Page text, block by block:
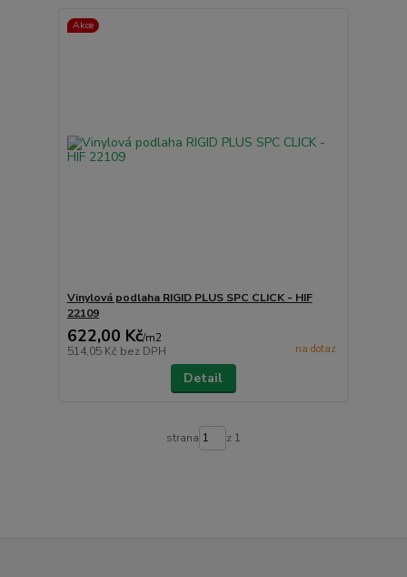
Akce
Vinylová podlaha RIGID PLUS SPC CLICK - HIF
22109
622,00 Kč/m2
514,05 Kč bez DPH na dotaz
Detail
strana z 1